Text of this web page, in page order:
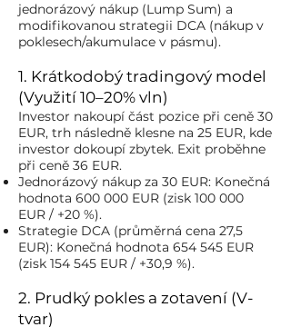
jednorázový nákup (Lump Sum) a
modifikovanou strategii DCA (nákup v
poklesech/akumulace v pásmu).
1. Krátkodobý tradingový model
(Využití 10–20% vln)
Investor nakoupí část pozice při ceně 30
EUR, trh následně klesne na 25 EUR, kde
investor dokoupí zbytek. Exit proběhne
při ceně 36 EUR.
Jednorázový nákup za 30 EUR: Konečná
hodnota 600 000 EUR (zisk 100 000
EUR / +20 %).
Strategie DCA (průměrná cena 27,5
EUR): Konečná hodnota 654 545 EUR
(zisk 154 545 EUR / +30,9 %).
2. Prudký pokles a zotavení (V-
tvar)